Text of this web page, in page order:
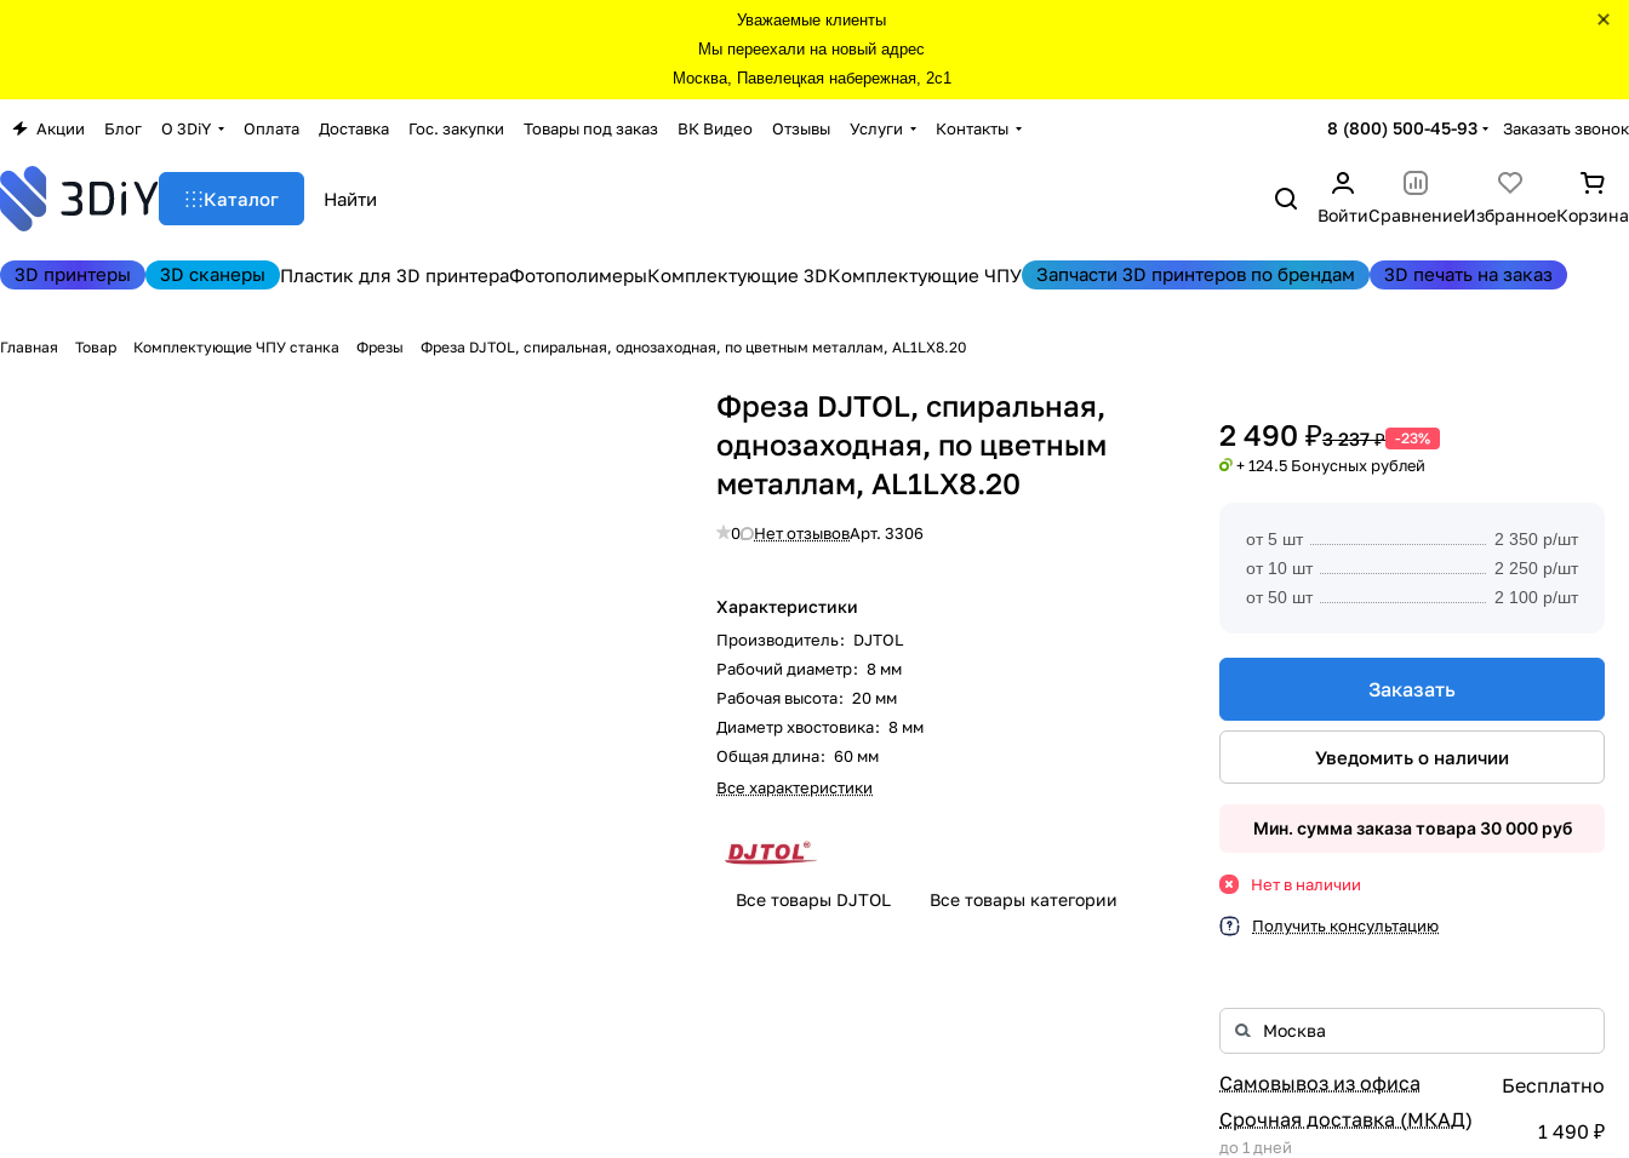
Уважаемые клиенты
Мы переехали на новый адрес
Москва, Павелецкая набережная, 2с1
Акции Блог О 3DiY Оплата Доставка Гос. закупки Товары под заказ ВК Видео Отзывы Услуги Контакты 8 (800) 500-45-93 Заказать звонок
Каталог
ВойтиСравнениеИзбранноеКорзина
3D принтеры 3D сканеры Пластик для 3D принтераФотополимерыКомплектующие 3DКомплектующие ЧПУ Запчасти 3D принтеров по брендам 3D печать на заказ
Главная Товар Комплектующие ЧПУ станка Фрезы Фреза DJTOL, спиральная, однозаходная, по цветным металлам, AL1LX8.20
Фреза DJTOL, спиральная,
однозаходная, по цветным
металлам, AL1LX8.20
0 Нет отзывовАрт.3306
Характеристики
Производитель: DJTOL
Рабочий диаметр: 8 мм
Рабочая высота: 20 мм
Диаметр хвостовика: 8 мм
Общая длина: 60 мм
Все характеристики
Все товары DJTOL Все товары категории
2 490 ₽3 237 ₽ -23%
+ 124.5 Бонусных рублей
от 5 шт
2 350 р/шт
от 10 шт
2 250 р/шт
от 50 шт
2 100 р/шт
Заказать
Уведомить о наличии
Мин. сумма заказа товара 30 000 руб
Нет в наличии
Получить консультацию
Самовывоз из офиса
Бесплатно
Срочная доставка (МКАД)
до 1 дней
1 490 ₽